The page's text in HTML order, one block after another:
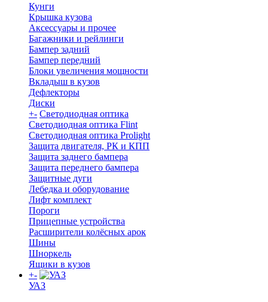
Кунги
Крышка кузова
Аксессуары и прочее
Багажники и рейлинги
Бампер задний
Бампер передний
Блоки увеличения мощности
Вкладыш в кузов
Дефлекторы
Диски
+- Светодиодная оптика
Светодиодная оптика Flint
Светодиодная оптика Prolight
Защита двигателя, РК и КПП
Защита заднего бампера
Защита переднего бампера
Защитные дуги
Лебедка и оборудование
Лифт комплект
Пороги
Прицепные устройства
Расширители колёсных арок
Шины
Шноркель
Ящики в кузов
+-
УАЗ